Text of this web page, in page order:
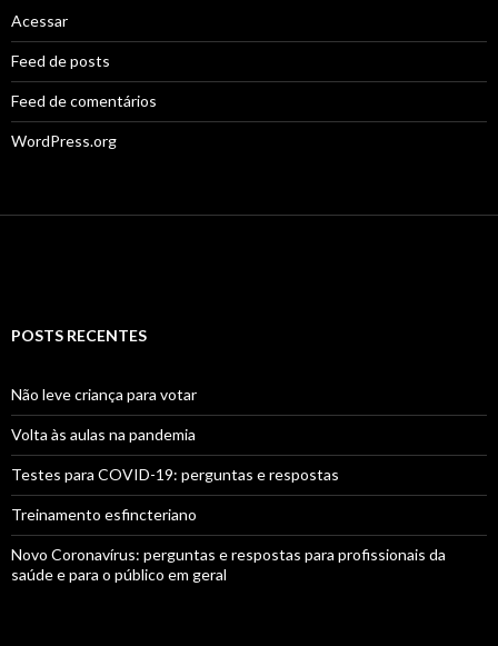
Acessar
Feed de posts
Feed de comentários
WordPress.org
POSTS RECENTES
Não leve criança para votar
Volta às aulas na pandemia
Testes para COVID-19: perguntas e respostas
Treinamento esfincteriano
Novo Coronavírus: perguntas e respostas para profissionais da
saúde e para o público em geral